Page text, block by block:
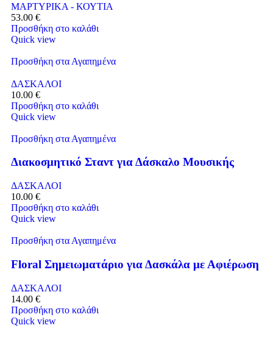
ΜΑΡΤΥΡΙΚΑ - ΚΟΥΤΙΑ
53.00 €
Προσθήκη στο καλάθι
Quick view
Προσθήκη στα Αγαπημένα
ΔΑΣΚΑΛΟΙ
10.00 €
Προσθήκη στο καλάθι
Quick view
Προσθήκη στα Αγαπημένα
Διακοσμητικό Σταντ για Δάσκαλο Μουσικής
ΔΑΣΚΑΛΟΙ
10.00 €
Προσθήκη στο καλάθι
Quick view
Προσθήκη στα Αγαπημένα
Floral Σημειωματάριο για Δασκάλα με Αφιέρωση
ΔΑΣΚΑΛΟΙ
14.00 €
Προσθήκη στο καλάθι
Quick view